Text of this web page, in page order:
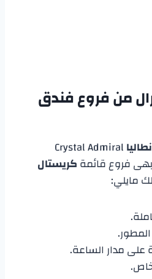
من فروعفندق
Crystal Admiral
كريستال
مايلي:
المطور.
على مدار الساعة.